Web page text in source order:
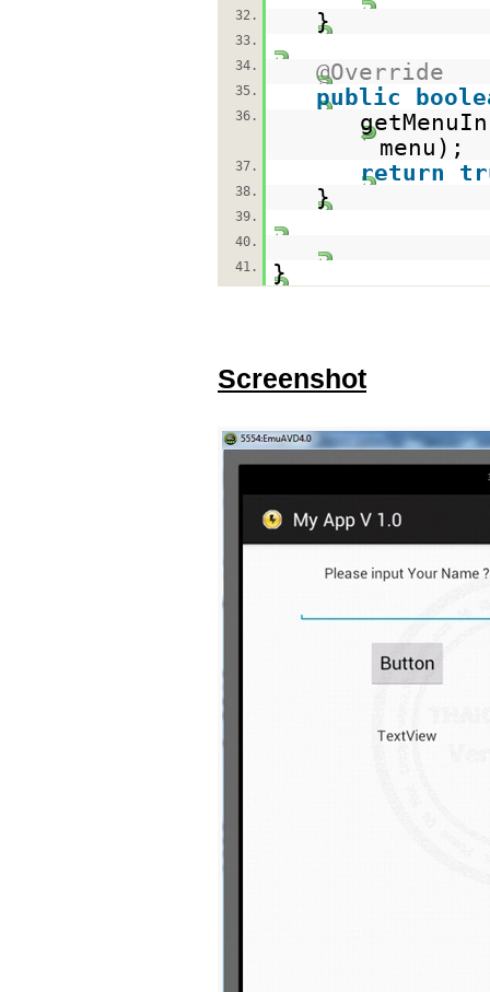
32.
}
33.
34.
@Override
35. public
36.
menu);
37. return
38. }
39.
40.
41.
}
Screenshot